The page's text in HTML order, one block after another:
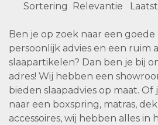
Sortering Relevantie
Ben je op zoek naar een
persoonlijk advies en een ruim
slaapartikelen? Dan ben je bij
adres! Wij hebben een
bieden slaapadvies op maat.
naar een boxspring, matras,
accessoires, wij hebben alles in